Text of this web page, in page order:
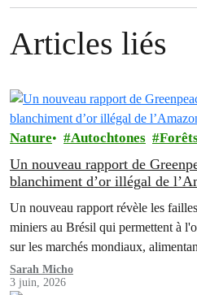
Articles liés
Nature Autochtones
Un nouveau rapport de
blanchiment d’or illégal de
Un nouveau rapport révèle les
miniers au Brésil qui permettent à
sur les marchés mondiaux,
environnementale et aggravant les
autochtones d'Amazonie.
Sarah Micho
3 juin, 2026